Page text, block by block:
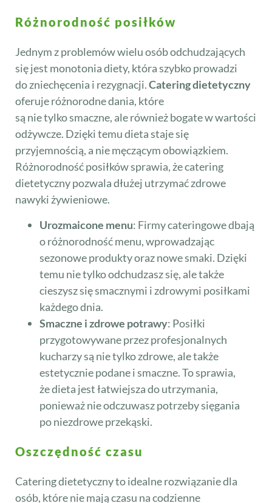
Różnorodność posiłków
Jednym z problemów wielu osób odchudzających
się jest monotonia diety, która szybko prowadzi
do zniechęcenia i rezygnacji.Catering dietetyczny
oferuje różnorodne dania, które
są nie tylko smaczne, ale również bogate w wartości
odżywcze. Dzięki temu dieta staje się
przyjemnością, a nie męczącym obowiązkiem.
Różnorodność posiłków sprawia, że catering
dietetyczny pozwala dłużej utrzymać zdrowe
nawyki żywieniowe.
Urozmaicone menu: Firmy cateringowe dbają
o różnorodność menu, wprowadzając
sezonowe produkty oraz nowe smaki. Dzięki
temu nie tylko odchudzasz się, ale także
cieszysz się smacznymi i zdrowymi posiłkami
każdego dnia.
Smaczne i zdrowe potrawy: Posiłki
przygotowywane przez profesjonalnych
kucharzy są nie tylko zdrowe, ale także
estetycznie podane i smaczne. To sprawia,
że dieta jest łatwiejsza do utrzymania,
ponieważ nie odczuwasz potrzeby sięgania
po niezdrowe przekąski.
Oszczędność czasu
Catering dietetyczny to idealne rozwiązanie dla
osób, które nie mają czasu na codzienne